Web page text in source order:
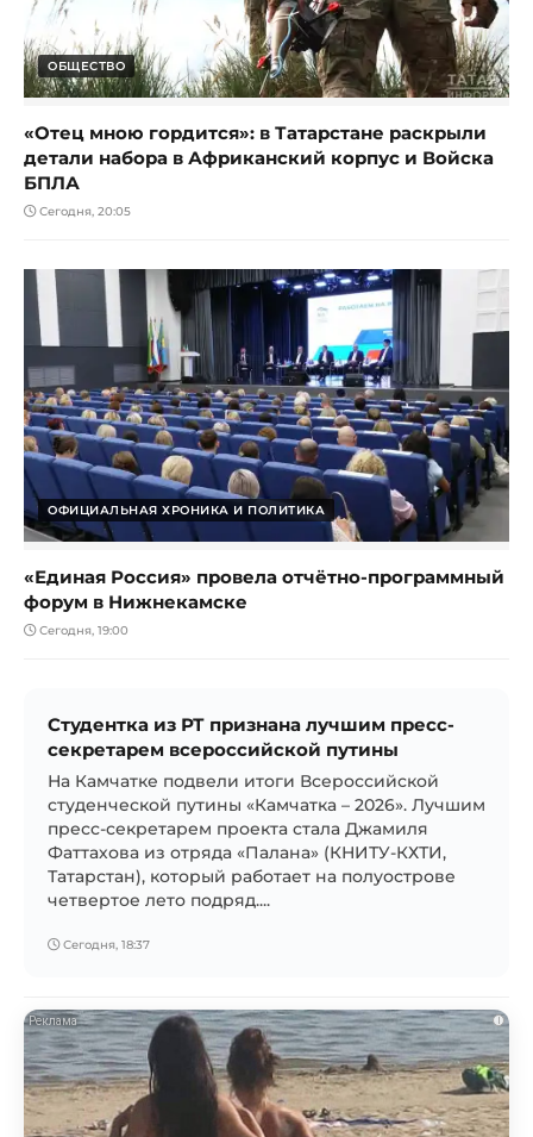
ОБЩЕСТВО
«Отец мною гордится»: в Татарстане раскрыли
детали набора в Африканский корпус и Войска
БПЛА
Сегодня, 20:05
ОФИЦИАЛЬНАЯ ХРОНИКА И ПОЛИТИКА
«Единая Россия» провела отчётно-программный
форум в Нижнекамске
Сегодня, 19:00
Студентка из РТ признана лучшим пресс-
секретарем всероссийской путины
На Камчатке подвели итоги Всероссийской
студенческой путины «Камчатка – 2026». Лучшим
пресс-секретарем проекта стала Джамиля
Фаттахова из отряда «Палана» (КНИТУ-КХТИ,
Татарстан), который работает на полуострове
четвертое лето подряд....
Сегодня, 18:37
i